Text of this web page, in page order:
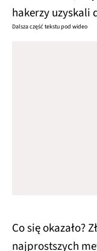
hakerzy uzyskali
Dalsza część tekstu pod wideo
Co się okazało?
najprostszych